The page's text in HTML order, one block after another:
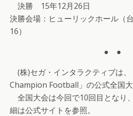
決勝 15年12月26日
決勝会場：ヒューリックホール（
16）
● ●
(株)セガ・インタラクティブは、
Champion Football」の公式全国大
全国大会は今回で10回目となり
細は公式サイトを参照。